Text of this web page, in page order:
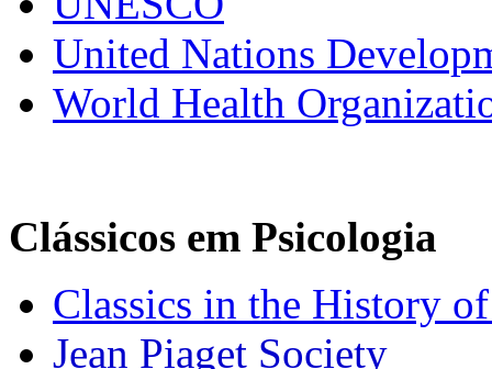
United Nations
World Health
Clássicos em Psicologia
Classics in the History
Jean Piaget Society